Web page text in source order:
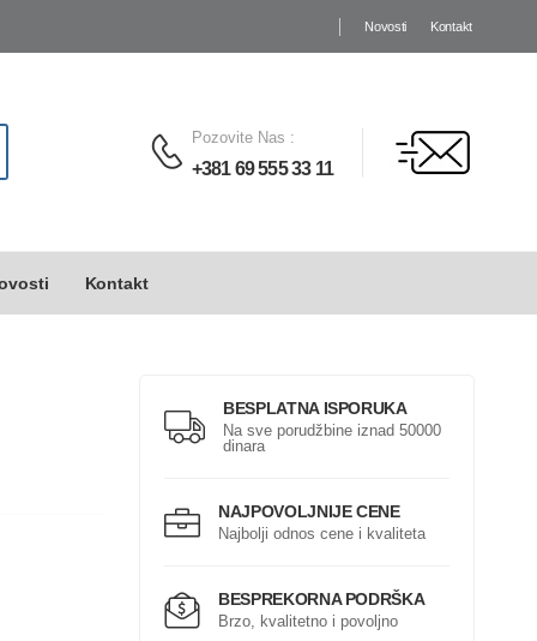
Novosti Kontakt
Pozovite Nas :
+381 69 555 33 11
Kontakt
BESPLATNA ISPORUKA
Na sve porudžbine iznad 50000
dinara
NAJPOVOLJNIJE CENE
Najbolji odnos cene i kvaliteta
BESPREKORNA PODRŠKA
Brzo, kvalitetno i povoljno